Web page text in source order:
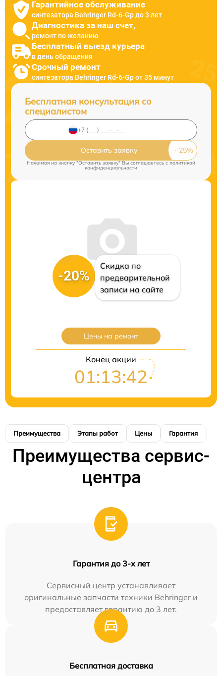
Гарантийное обслуживание
синтезатора Behringer Rd-6-Gp до 3 лет
Диагностика за наш счет,
ремонт по желанию
Бесплатный выезд курьера
в день обращения
Срочный ремонт
синтезатора Behringer Rd-6-Gp от 35 минут
Бесплатная консультация со
специалистом
Оставить заявку
Нажимая на кнопку "Оставить заявку" Вы соглашаетесь cполитикой
конфиденциальности
-20%
Скидка по
предварительной
записи на сайте
Цены на ремонт
Конец акции
01:13:42
Преимущества Этапы работ Цены Гарантия
Преимущества сервис-
центра
Гарантия до 3-х лет
Сервисный центр устанавливает
оригинальные запчасти техники Behringer и
предоставляет гарантию до 3 лет.
Бесплатная доставка